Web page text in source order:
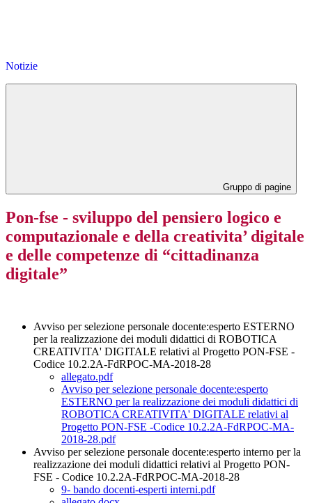
Notizie
Gruppo di pagine
Pon-fse - sviluppo del pensiero logico e
computazionale e della creativita’ digitale
e delle competenze di “cittadinanza
digitale”
Avviso per selezione personale docente:esperto ESTERNO
per la realizzazione dei moduli didattici di ROBOTICA
CREATIVITA' DIGITALE relativi al Progetto PON-FSE -
Codice 10.2.2A-FdRPOC-MA-2018-28
allegato.pdf
Avviso per selezione personale docente:esperto
ESTERNO per la realizzazione dei moduli didattici di
ROBOTICA CREATIVITA' DIGITALE relativi al
Progetto PON-FSE -Codice 10.2.2A-FdRPOC-MA-
2018-28.pdf
Avviso per selezione personale docente:esperto interno per la
realizzazione dei moduli didattici relativi al Progetto PON-
FSE - Codice 10.2.2A-FdRPOC-MA-2018-28
9- bando docenti-esperti interni.pdf